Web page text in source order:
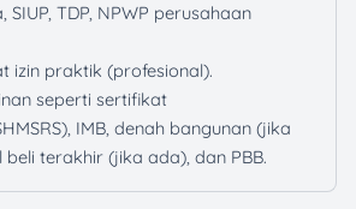
SIUP, TDP, NPWP perusahaan
izin praktik (profesional).
seperti sertifikat
IMB, denah bangunan (jika
terakhir (jika ada), dan PBB.